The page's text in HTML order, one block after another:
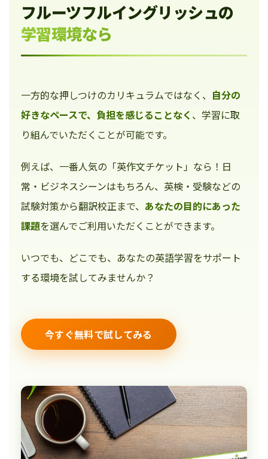
フルーツフルイングリッシュの
学習環境なら
一方的な押しつけのカリキュラムではなく、 自分の
好きなペースで、負担を感じることなく 、学習に取
り組んでいただくことが可能です。
例えば、一番人気の「英作文チケット」なら！日
常・ビジネスシーンはもちろん、英検・受験などの
試験対策から翻訳校正まで、 あなたの目的にあった
課題を選んでご利用いただくことができます。
いつでも、どこでも、あなたの英語学習をサポート
する環境を試してみませんか？
今すぐ無料で試してみる